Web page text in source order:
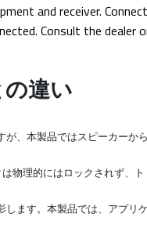
and receiver.
Consult the dealer
の違い
、本製品ではスピーカーか
物理的にはロックされず、
ます。本製品では、アプリ